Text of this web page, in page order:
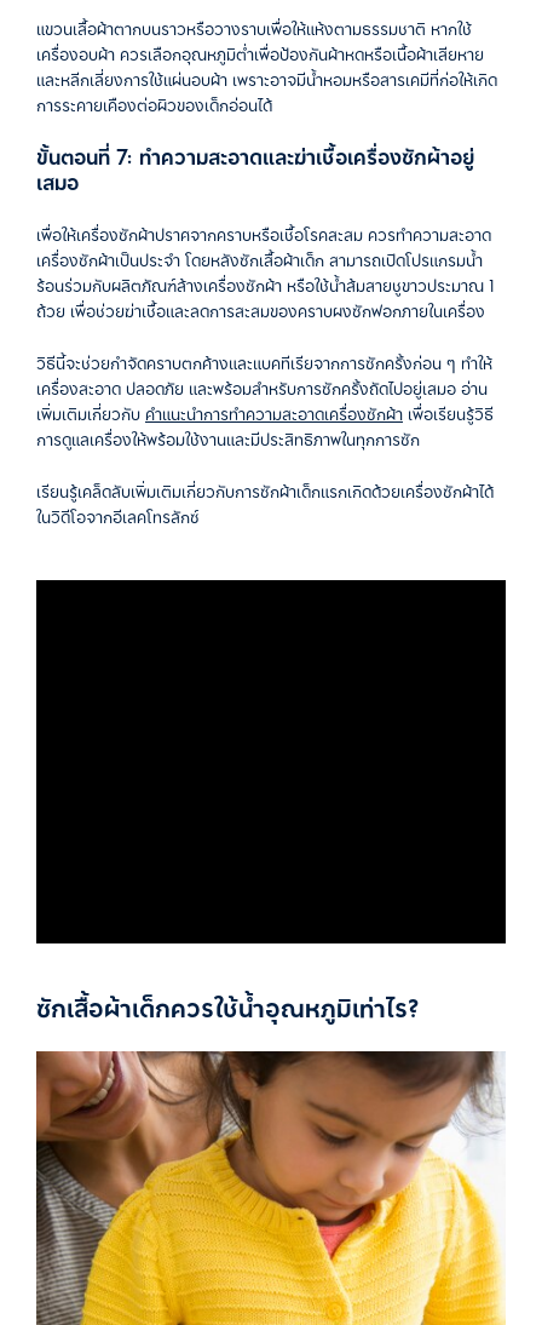
แขวนเสื้อผ้าตากบนราวหรือวางราบเพื่อให้แห้งตามธรรมชาติ หากใช้
เครื่องอบผ้า ควรเลือกอุณหภูมิต่ำเพื่อป้องกันผ้าหดหรือเนื้อผ้าเสียหาย
และหลีกเลี่ยงการใช้แผ่นอบผ้า เพราะอาจมีน้ำหอมหรือสารเคมีที่ก่อให้เกิด
การระคายเคืองต่อผิวของเด็กอ่อนได้
ขั้นตอนที่ 7: ทำความสะอาดและฆ่าเชื้อเครื่องซักผ้าอยู่
เสมอ
เพื่อให้เครื่องซักผ้าปราศจากคราบหรือเชื้อโรคสะสม ควรทำความสะอาด
เครื่องซักผ้าเป็นประจำ โดยหลังซักเสื้อผ้าเด็ก สามารถเปิดโปรแกรมน้ำ
ร้อนร่วมกับผลิตภัณฑ์ล้างเครื่องซักผ้า หรือใช้น้ำส้มสายชูขาวประมาณ 1
ถ้วย เพื่อช่วยฆ่าเชื้อและลดการสะสมของคราบผงซักฟอกภายในเครื่อง
วิธีนี้จะช่วยกำจัดคราบตกค้างและแบคทีเรียจากการซักครั้งก่อน ๆ ทำให้
เครื่องสะอาด ปลอดภัย และพร้อมสำหรับการซักครั้งถัดไปอยู่เสมอ อ่าน
เพิ่มเติมเกี่ยวกับ คำแนะนำการทำความสะอาดเครื่องซักผ้า เพื่อเรียนรู้วิธี
การดูแลเครื่องให้พร้อมใช้งานและมีประสิทธิภาพในทุกการซัก
เรียนรู้เคล็ดลับเพิ่มเติมเกี่ยวกับการซักผ้าเด็กแรกเกิดด้วยเครื่องซักผ้าได้
ในวิดีโอจากอีเลคโทรลักซ์
ซักเสื้อผ้าเด็กควรใช้น้ำอุณหภูมิเท่าไร?